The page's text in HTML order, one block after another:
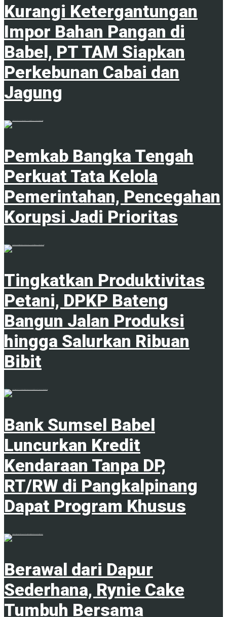
Kurangi Ketergantungan
Impor Bahan Pangan di
Babel, PT TAM Siapkan
Perkebunan Cabai dan
Jagung
Pemkab Bangka Tengah
Perkuat Tata Kelola
Pemerintahan, Pencegahan
Korupsi Jadi Prioritas
Tingkatkan Produktivitas
Petani, DPKP Bateng
Bangun Jalan Produksi
hingga Salurkan Ribuan
Bibit
Bank Sumsel Babel
Luncurkan Kredit
Kendaraan Tanpa DP,
RT/RW di Pangkalpinang
Dapat Program Khusus
Berawal dari Dapur
Sederhana, Rynie Cake
Tumbuh Bersama